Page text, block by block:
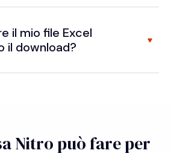
il mio file Excel
il download?
Nitro può fare per